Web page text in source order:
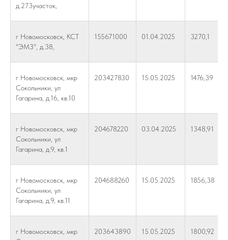
д.273участок,
г Новомосковск, КСТ
"ЭМЗ", д.38,
155671000 01.04.2025 3270,1
г Новомосковск, мкр
Сокольники, ул
Гагарина, д.16, кв.10
203427830 15.05.2025 1476,39
г Новомосковск, мкр
Сокольники, ул
Гагарина, д.9, кв.1
204678220 03.04.2025 1348,91
г Новомосковск, мкр
Сокольники, ул
Гагарина, д.9, кв.11
204688260 15.05.2025 1856,38
г Новомосковск, мкр
203643890 15.05.2025 1800,92